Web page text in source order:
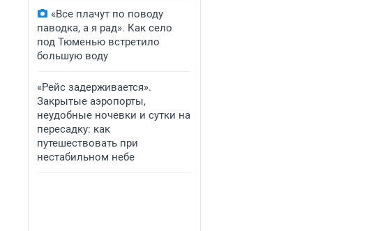
«Все плачут по поводу
паводка, а я рад». Как село
под Тюменью встретило
большую воду
«Рейс задерживается».
Закрытые аэропорты,
неудобные ночевки и сутки на
пересадку: как
путешествовать при
нестабильном небе